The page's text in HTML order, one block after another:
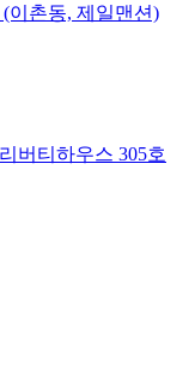
이촌동, 제일맨션)
버티하우스 305호